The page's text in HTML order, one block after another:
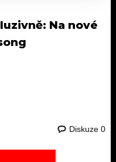
Na nové
Diskuze 0